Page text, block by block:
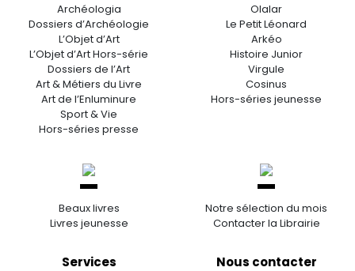
Archéologia
Dossiers d’Archéologie
L’Objet d’Art
L’Objet d’Art Hors-série
Dossiers de l’Art
Art & Métiers du Livre
Art de l’Enluminure
Sport & Vie
Hors-séries presse
Olalar
Le Petit Léonard
Arkéo
Histoire Junior
Virgule
Cosinus
Hors-séries jeunesse
Beaux livres
Livres jeunesse
Notre sélection du mois
Contacter la Librairie
Services Nous contacter